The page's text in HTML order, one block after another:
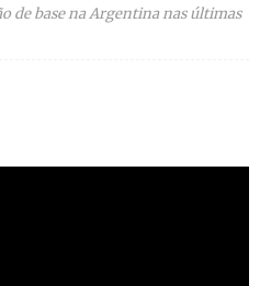
de base na Argentina nas últimas